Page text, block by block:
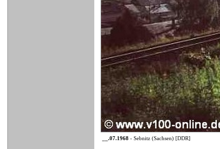
__.07.1968 - Sebnitz (Sachsen) [DDR]